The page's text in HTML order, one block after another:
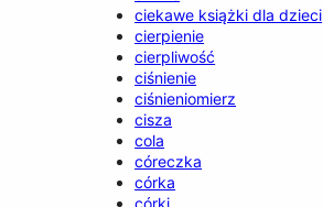
ciekawe książki dla dzieci
cierpienie
cierpliwość
ciśnienie
ciśnieniomierz
cisza
cola
córeczka
córka